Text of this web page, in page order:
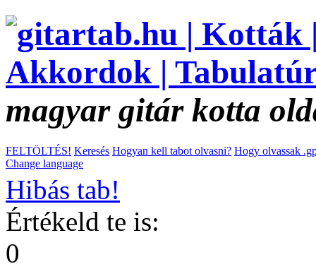
magyar gitár kotta
FELTÖLTÉS! Keresés Hogyan kell tabot olvasni? Hogy olvassak
Change language
Hibás tab!
Értékeld te is:
0